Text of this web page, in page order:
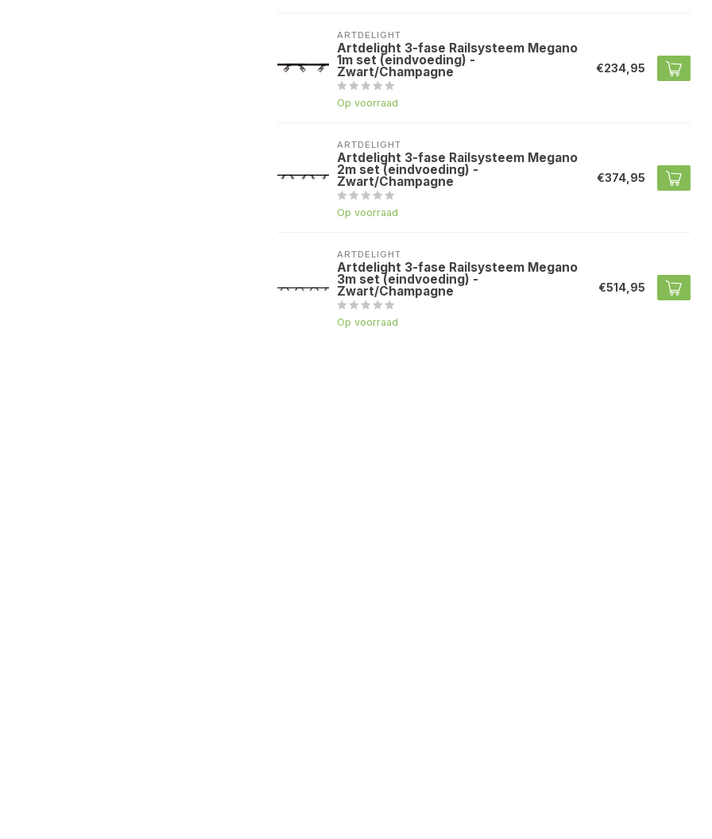
ARTDELIGHT
Artdelight 3-fase Railsysteem Megano
1m set (eindvoeding) -
Zwart/Champagne
Op voorraad
€234,95
ARTDELIGHT
Artdelight 3-fase Railsysteem Megano
2m set (eindvoeding) -
Zwart/Champagne
Op voorraad
€374,95
ARTDELIGHT
Artdelight 3-fase Railsysteem Megano
3m set (eindvoeding) -
Zwart/Champagne
Op voorraad
€514,95